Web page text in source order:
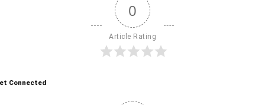
0
Article Rating
Connected